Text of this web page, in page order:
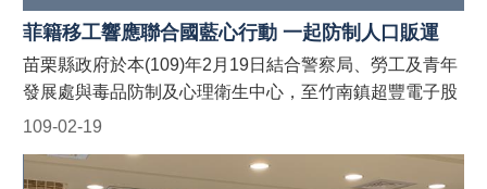
介公司職員為宣導對象之申請。聯絡電話：037-559763。
#苗栗縣政府外籍移工宣導團 #我們都是異鄉人 #防制人口
販運藍心行動BlueHeartCampaign #苗栗縣政府防制人口
販運網 https://reurl.cc/9E9GAn #LINE官方帳號貓裏捍衛
藍心最前線 http://line.me/ti/p/@122wszsv
菲籍移工響應聯合國藍心行動 一起防制人口販運
109-02-19
苗栗縣政府於本(109)年2月19日結合警察局、勞工及青年
發展處與毒品防制及心理衛生中心，至竹南鎮超豐電子股
份有限公司宣導「聯合國藍心行動」、人口販運案件檢舉
騎乘電動自行車新制規定，並於現場發送宣導折頁！ 藍